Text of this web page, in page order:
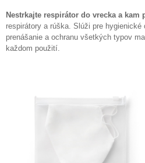
Nestrkajte respirátor do vrecka a kam
respirátory a rúška. Slúži pre hygienické
prenášanie a ochranu všetkých typov
každom použití.